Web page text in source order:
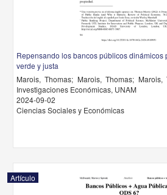
Repensando los bancos públicos dinámicos
verde y justa
Marois, Thomas; Marois, Thomas;
Investigaciones Económicas, UNAM
2024-09-02
Ciencias Sociales y Económicas
Artículo